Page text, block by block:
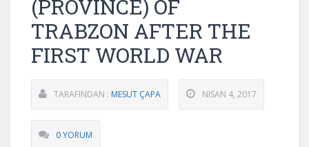
(PROVINCE) OF
TRABZON AFTER THE
FIRST WORLD WAR
TARAFINDAN : MESUT ÇAPA NISAN 4, 2017
0 YORUM